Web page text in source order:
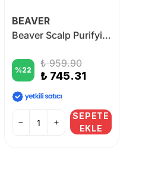
BEAVER
Beaver Scalp Purifying Shampoo 258 ml
%22
₺ 959.90
₺ 745.31
SEPETE
EKLE